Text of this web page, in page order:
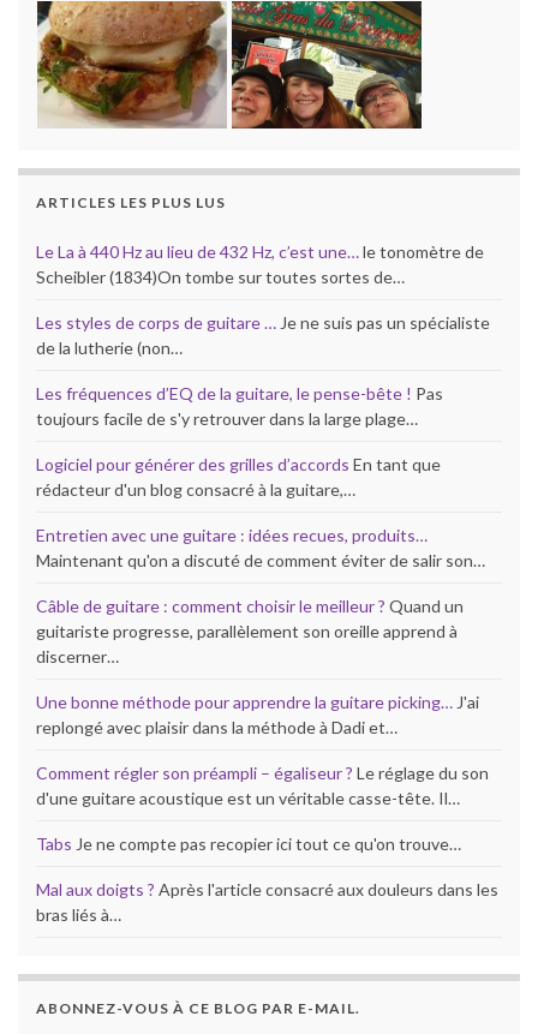
ARTICLES LES PLUS LUS
Le La à 440 Hz au lieu de 432 Hz, c’est une…le tonomètre de
Scheibler (1834)On tombe sur toutes sortes de…
Les styles de corps de guitare … Je ne suis pas un spécialiste
de la lutherie (non…
Les fréquences d’EQ de la guitare, le pense-bête ! Pas
toujours facile de s'y retrouver dans la large plage…
Logiciel pour générer des grilles d’accords En tant que
rédacteur d'un blog consacré à la guitare,…
Entretien avec une guitare : idées recues, produits…
Maintenant qu'on a discuté de comment éviter de salir son…
Câble de guitare : comment choisir le meilleur ? Quand un
guitariste progresse, parallèlement son oreille apprend à
discerner…
Une bonne méthode pour apprendre la guitare picking… J'ai
replongé avec plaisir dans la méthode à Dadi et…
Comment régler son préampli – égaliseur ? Le réglage du son
d'une guitare acoustique est un véritable casse-tête. Il…
Tabs Je ne compte pas recopier ici tout ce qu'on trouve…
Mal aux doigts ? Après l'article consacré aux douleurs dans les
bras liés à…
ABONNEZ-VOUS À CE BLOG PAR E-MAIL.